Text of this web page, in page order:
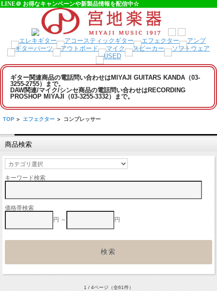
LINE＠ お得なキャンペーンや新製品情報を配信中☆
ギター関連商品の電話問い合わせはMIYAJI GUITARS KANDA（03-
3255-2755）まで。
DAW関連/マイク/シンセ商品の電話問い合わせはRECORDING
PROSHOP MIYAJI（03-3255-3332）まで。
TOP > エフェクター > コンプレッサー
商品検索
キーワード検索
価格帯検索
円 ～
円
1 / 4ページ（全61件）